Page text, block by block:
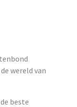
wereld van
beste